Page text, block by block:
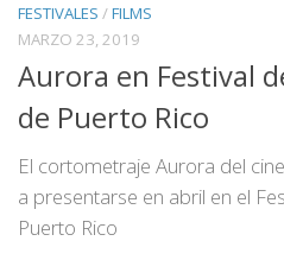
FESTIVALES /FILMS
MARZO 23, 2019
Aurora en Festival
de Puerto Rico
El cortometraje Aurora del
a presentarse en abril en el
Puerto Rico